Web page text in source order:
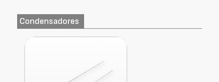
Condensadores